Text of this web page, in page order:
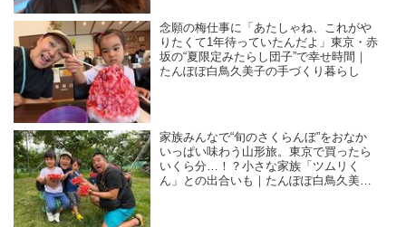
念願の梅仕事に「あたしゃね、これがや
りたくて1年待っていたんだよ」東京・赤
坂の“夏限定みたらし団子”で幸せ時間｜
たんぽぽ白鳥久美子の手づくり暮らし
家族みんなで“旬のさくらんぼ”をおなか
いっぱい味わう山形旅。東京で買ったら
いくら分…！？小さな家族「ツムリく
ん」との出合いも｜たんぽぽ白鳥久美子